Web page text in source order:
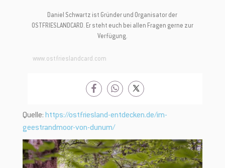
Daniel Schwartz ist Gründer und Organisator der
OSTFRIESLANDCARD. Er steht euch bei allen Fragen gerne zur
Verfügung.
www.ostfrieslandcard.com
Quelle: https://ostfriesland-entdecken.de/im-
geestrandmoor-von-dunum/
Jetzt anmelden und 5 € Rabatt
sichern!